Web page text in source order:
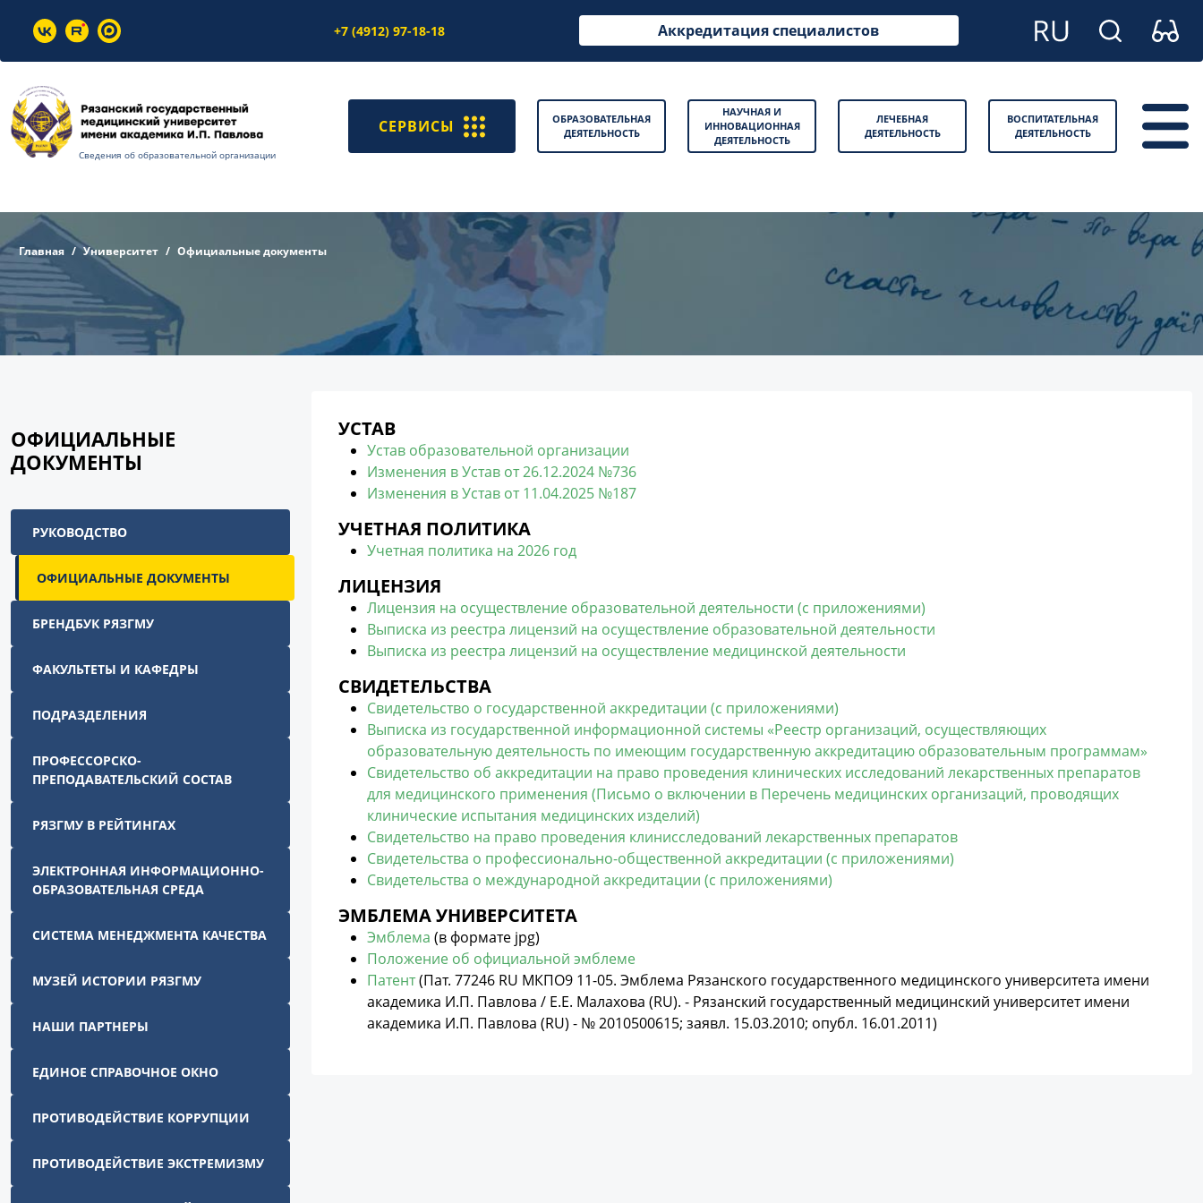
+7 (4912) 97-18-18 Аккредитация специалистов
Сведения об образовательной организации
СЕРВИСЫ
ОБРАЗОВАТЕЛЬНАЯ
ДЕЯТЕЛЬНОСТЬ
НАУЧНАЯ И
ИННОВАЦИОННАЯ
ДЕЯТЕЛЬНОСТЬ
ЛЕЧЕБНАЯ
ДЕЯТЕЛЬНОСТЬ
ВОСПИТАТЕЛЬНАЯ
ДЕЯТЕЛЬНОСТЬ
Главная Университет Официальные документы
ОФИЦИАЛЬНЫЕ
ДОКУМЕНТЫ
РУКОВОДСТВО
ОФИЦИАЛЬНЫЕ ДОКУМЕНТЫ
БРЕНДБУК РЯЗГМУ
ФАКУЛЬТЕТЫ И КАФЕДРЫ
ПОДРАЗДЕЛЕНИЯ
ПРОФЕССОРСКО-
ПРЕПОДАВАТЕЛЬСКИЙ СОСТАВ
РЯЗГМУ В РЕЙТИНГАХ
ЭЛЕКТРОННАЯ ИНФОРМАЦИОННО-
ОБРАЗОВАТЕЛЬНАЯ СРЕДА
СИСТЕМА МЕНЕДЖМЕНТА КАЧЕСТВА
МУЗЕЙ ИСТОРИИ РЯЗГМУ
НАШИ ПАРТНЕРЫ
ЕДИНОЕ СПРАВОЧНОЕ ОКНО
ПРОТИВОДЕЙСТВИЕ КОРРУПЦИИ
ПРОТИВОДЕЙСТВИЕ ЭКСТРЕМИЗМУ
УСТАВ
Устав образовательной организации
Изменения в Устав от 26.12.2024 №736
Изменения в Устав от 11.04.2025 №187
УЧЕТНАЯ ПОЛИТИКА
Учетная политика на 2026 год
ЛИЦЕНЗИЯ
Лицензия на осуществление образовательной деятельности (с приложениями)
Выписка из реестра лицензий на осуществление образовательной деятельности
Выписка из реестра лицензий на осуществление медицинской деятельности
СВИДЕТЕЛЬСТВА
Свидетельство о государственной аккредитации (с приложениями)
Выписка из государственной информационной системы «Реестр организаций, осуществляющих
образовательную деятельность по имеющим государственную аккредитацию образовательным программам»
Свидетельство об аккредитации на право проведения клинических исследований лекарственных препаратов
для медицинского применения (Письмо о включении в Перечень медицинских организаций, проводящих
клинические испытания медицинских изделий)
Свидетельство на право проведения клинисследований лекарственных препаратов
Свидетельства о профессионально-общественной аккредитации (с приложениями)
Свидетельства о международной аккредитации (с приложениями)
ЭМБЛЕМА УНИВЕРСИТЕТА
Эмблема (в формате jpg)
Положение об официальной эмблеме
Патент(Пат. 77246 RU МКПО9 11-05. Эмблема Рязанского государственного медицинского университета имени
академика И.П. Павлова / Е.Е. Малахова (RU). - Рязанский государственный медицинский университет имени
академика И.П. Павлова (RU) - № 2010500615; заявл. 15.03.2010; опубл. 16.01.2011)